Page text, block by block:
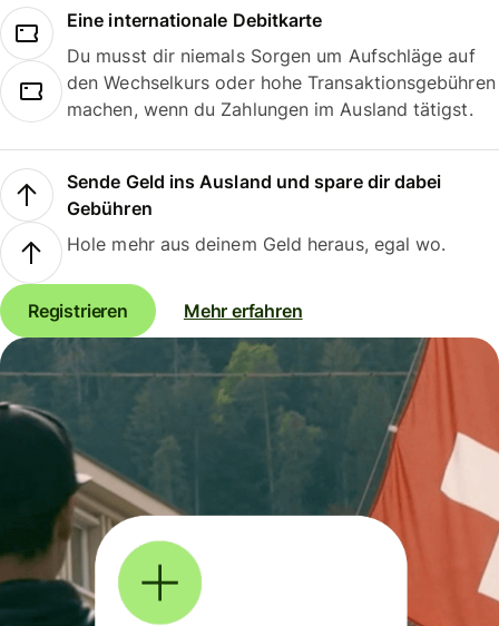
Eine internationale Debitkarte
Du musst dir niemals Sorgen um Aufschläge auf
den Wechselkurs oder hohe Transaktionsgebühren
machen, wenn du Zahlungen im Ausland tätigst.
Sende Geld ins Ausland und spare dir dabei
Gebühren
Hole mehr aus deinem Geld heraus, egal wo.
Registrieren Mehr erfahren